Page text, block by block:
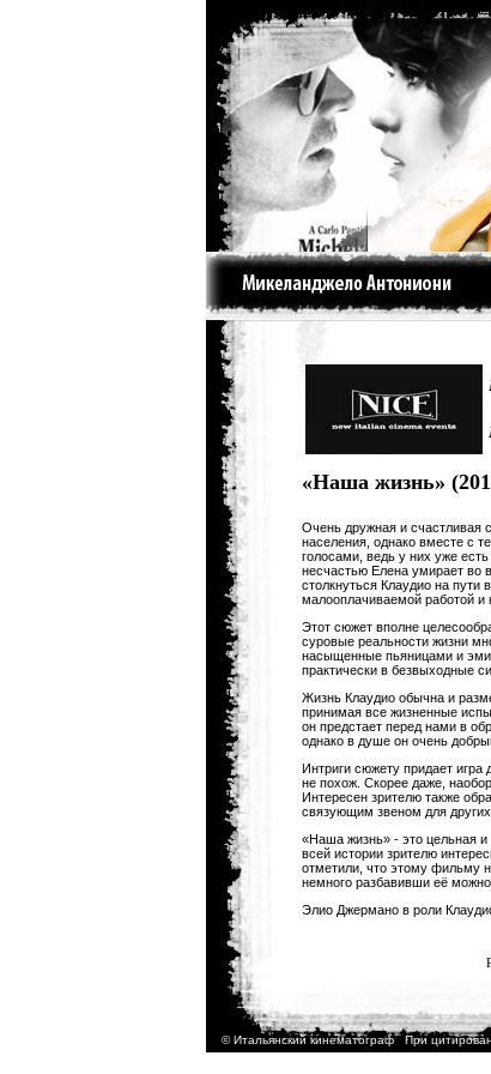
«Наша жизнь»
Очень дружная и счастливая
населения, однако вместе с
голосами, ведь у них уже
несчастью Елена умирает во
столкнуться Клаудио на
малооплачиваемой работой и
Этот сюжет вполне
суровые реальности жизни
насыщенные пьяницами и
практически в безвыходные
Жизнь Клаудио обычна и
принимая все жизненные
он предстает перед нами в
однако в душе он очень
Интриги сюжету придает
не похож. Скорее даже,
Интересен зрителю также
связующим звеном для других.
«Наша жизнь» - это цельная и
всей истории зрителю
отметили, что этому фильму
немного разбавивши её
Элио Джермано в роли
© Итальянский кинематограф При